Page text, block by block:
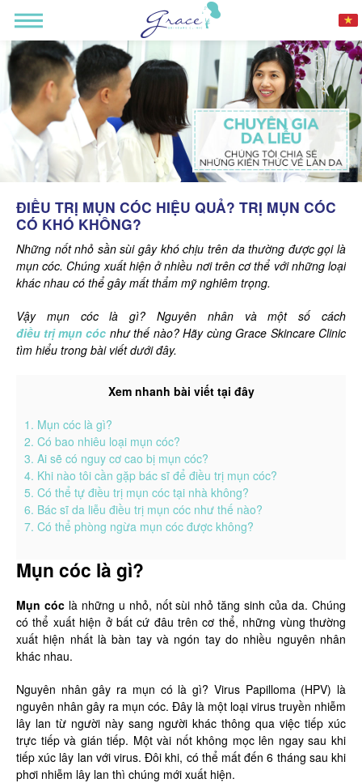
ĐIỀU TRỊ MỤN CÓC HIỆU QUẢ? TRỊ MỤN CÓC
CÓ KHÓ KHÔNG?
Những nốt nhỏ sần sùi gây khó chịu trên da thường được gọi là
mụn cóc. Chúng xuất hiện ở nhiều nơi trên cơ thể với những loại
khác nhau có thể gây mất thẩm mỹ nghiêm trọng.
Vậy mụn cóc là gì? Nguyên nhân và một số cách
điều trị mụn cóc như thế nào? Hãy cùng Grace Skincare Clinic
tìm hiểu trong bài viết dưới đây.
Xem nhanh bài viết tại đây
1. Mụn cóc là gì?
2. Có bao nhiêu loại mụn cóc?
3. Ai sẽ có nguy cơ cao bị mụn cóc?
4. Khi nào tôi cần gặp bác sĩ để điều trị mụn cóc?
5. Có thể tự điều trị mụn cóc tại nhà không?
6. Bác sĩ da liễu điều trị mụn cóc như thế nào?
7. Có thể phòng ngừa mụn cóc được không?
Mụn cóc là gì?
Mụn cóclà những u nhỏ, nốt sùi nhỏ tăng sinh của da. Chúng
có thể xuất hiện ở bất cứ đâu trên cơ thể, những vùng thường
xuất hiện nhất là bàn tay và ngón tay do nhiều nguyên nhân
khác nhau.
Nguyên nhân gây ra mụn có là gì? Virus Papilloma (HPV) là
nguyên nhân gây ra mụn cóc. Đây là một loại virus truyền nhiễm
lây lan từ người này sang người khác thông qua việc tiếp xúc
trực tiếp và gián tiếp. Một vài nốt không mọc lên ngay sau khi
tiếp xúc lây lan với virus. Đôi khi, có thể mất đến 6 tháng sau khi
phơi nhiễm lây lan thì chúng mới xuất hiện.